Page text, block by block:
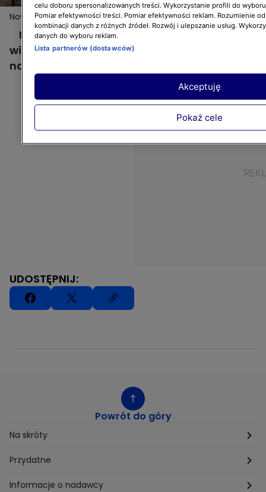
Nowa Maja w ogrodzie: Problemy w wiejskim ogrodzie
Nowa Maja w ogrodzie: Problemy w
wiejskim ogrodzie. Jakie trudności
napotykają gospodarze? Posłuchajcie!
UDOSTĘPNIJ:
Powrót do góry
Na skróty
Etyka
Supplier Diversity
Przydatne
Biuro Prasowe
Informacje o nadawcy
celu doboru spersonalizowanych treści. Wykorzystanie profili do
Pomiar efektywności treści. Pomiar efektywności reklam. Rozumienie
kombinacji danych z różnych źródeł. Rozwój i ulepszanie usług.
danych do wyboru reklam.
Lista partnerów (dostawców)
Pokaż cele
Akceptuję